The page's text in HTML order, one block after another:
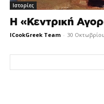
Ιστορίες
Η «Κεντρική
ICookGreek Team - 30